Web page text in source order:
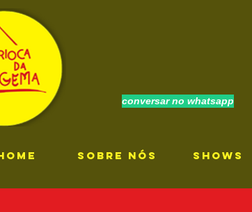
conversar no whatsapp
SOBRE NÓS SHOWS